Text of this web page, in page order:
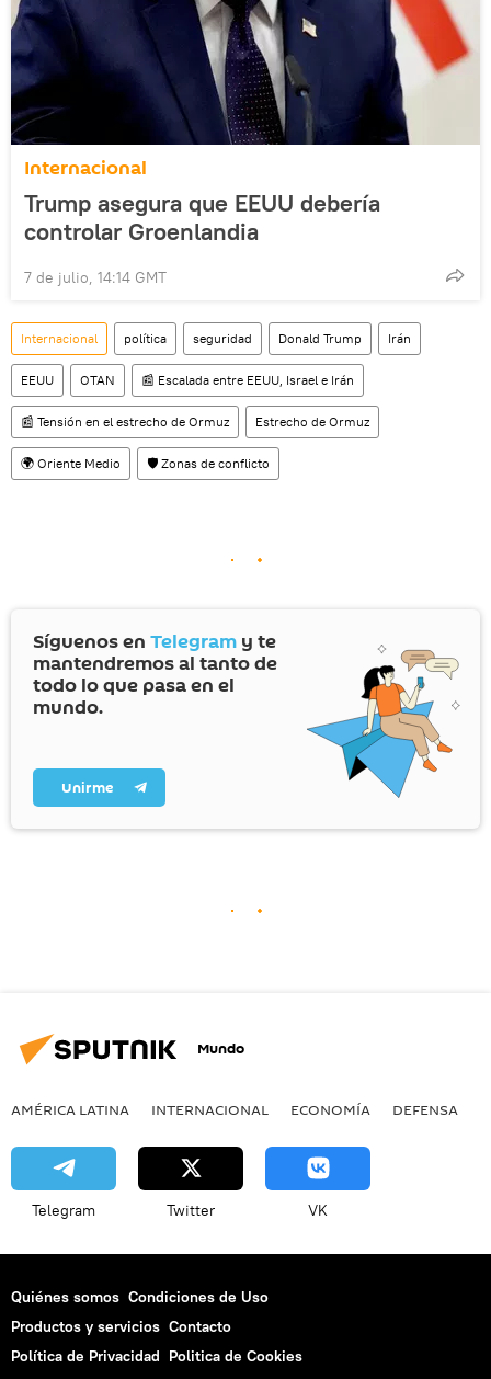
Internacional
Trump asegura que EEUU debería
controlar Groenlandia
7 de julio, 14:14 GMT
Internacional política seguridad Donald Trump Irán
EEUU OTAN 📰 Escalada entre EEUU, Israel e Irán
📰 Tensión en el estrecho de Ormuz Estrecho de Ormuz
🌍 Oriente Medio 🛡️ Zonas de conflicto
Síguenos en Telegram y te
mantendremos al tanto de
todo lo que pasa en el
mundo.
Unirme
Mundo
AMÉRICA LATINA INTERNACIONAL ECONOMÍA DEFENSA
Telegram Twitter VK
Quiénes somos Condiciones de Uso
Productos y servicios Contacto
Política de Privacidad Politica de Cookies